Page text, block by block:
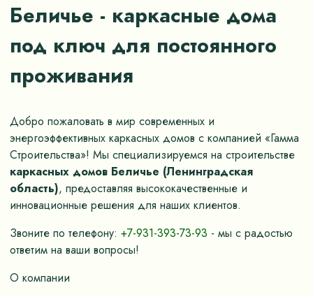
Беличье - каркасные дома
под ключ для постоянного
проживания
Добро пожаловать в мир современных и
энергоэффективных каркасных домов с компанией «Гамма
Строительства»! Мы специализируемся на строительстве
каркасных домов Беличье (Ленинградская
область), предоставляя высококачественные и
инновационные решения для наших клиентов.
Звоните по телефону: +7-931-393-73-93 - мы с радостью
ответим на ваши вопросы!
О компании